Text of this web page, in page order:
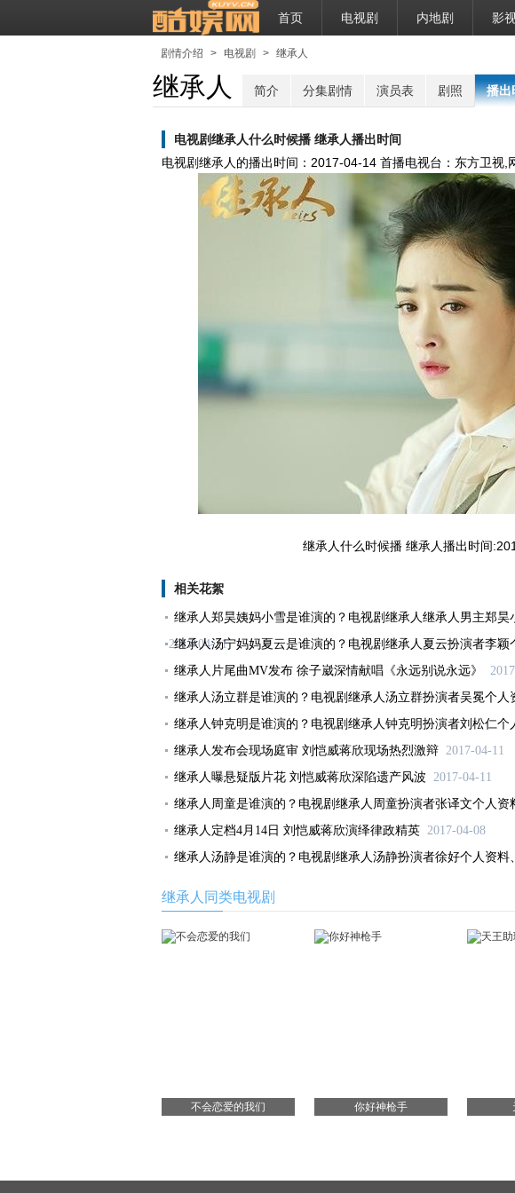
首页 电视剧 内地剧 影
剧情介绍 > 电视剧 > 继承人
继承人 简介 分集剧情 演员表 剧照 播出
电视剧继承人什么时候播 继承人播出时间
电视剧继承人的播出时间： 2017-04-14 首播电视台：东方卫视,
继承人什么时候播 继承人播出时间
相关花絮
继承人郑昊姨妈小雪是谁演的？电视剧继承人继承人男主郑
2017-04-21
继承人汤宁妈妈夏云是谁演的？电视剧继承人夏云扮演者李
继承人片尾曲MV发布 徐子崴深情献唱《永远别说永远》
继承人汤立群是谁演的？电视剧继承人汤立群扮演者吴冕个人
继承人钟克明是谁演的？电视剧继承人钟克明扮演者刘松仁
继承人发布会现场庭审 刘恺威蒋欣现场热烈激辩 2017-04-11
继承人曝悬疑版片花 刘恺威蒋欣深陷遗产风波 2017-04-11
继承人周童是谁演的？电视剧继承人周童扮演者张译文个人资
继承人定档4月14日 刘恺威蒋欣演绎律政精英 2017-04-08
继承人汤静是谁演的？电视剧继承人汤静扮演者徐好个人资料
继承人同类电视剧
不会恋爱的我们 你好神枪手